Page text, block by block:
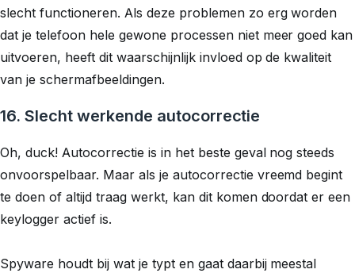
slecht functioneren. Als deze problemen zo erg worden
dat je telefoon hele gewone processen niet meer goed kan
uitvoeren, heeft dit waarschijnlijk invloed op de kwaliteit
van je schermafbeeldingen.
16. Slecht werkende autocorrectie
Oh, duck!Autocorrectie is in het beste geval nog steeds
onvoorspelbaar. Maar als je autocorrectie vreemd begint
te doen of altijd traag werkt, kan dit komen doordat er een
keylogger actief is.
Spyware houdt bij wat je typt en gaat daarbij meestal